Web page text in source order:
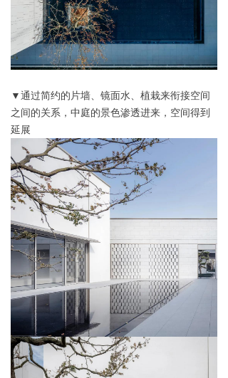
▼通过简约的片墙、镜面水、植栽来衔接空间
之间的关系，中庭的景色渗透进来，空间得到
延展